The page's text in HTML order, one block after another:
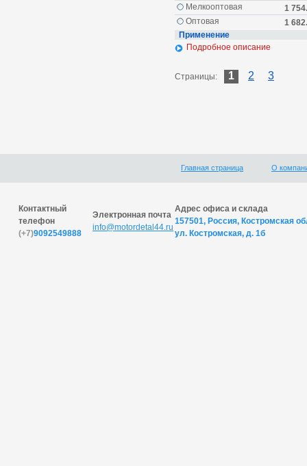
1
Мелкооптовая
1
Оптовая
Применение
Подробное описание
Страницы: 1 2 3
Главная страница О
Контактный
телефон
(+7)9092549888
Электронная почта
info@motordetal44.ru
Адрес офиса и склада
157501, Россия, Костромская
ул. Костромская, д. 1б